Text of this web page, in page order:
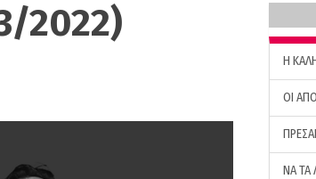
2022)
H
ΟΙ
ΝΑ ΤΑ